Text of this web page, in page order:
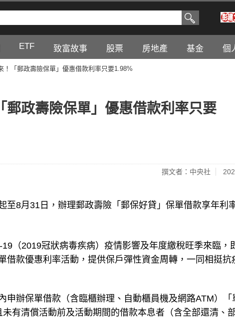
ETF 致富故事 股票 房地產 基金 個
！「郵政壽險保單」優惠借款利率只要1.98%
郵政壽險保單」優惠借款利率只要
撰文者：中央社
至8月31日，辦理郵政壽險「郵保好貸」保單借款享年利
（2019冠狀病毒疾病）疫情影響及年度繳稅旺季來臨，
借款優惠利率活動，提供保戶彈性資金周轉，一同相挺抗
申辦保單借款（含臨櫃辦理、自動櫃員機及網路ATM）「
有清償活動前及活動期間的借款本息者（含全部還清、